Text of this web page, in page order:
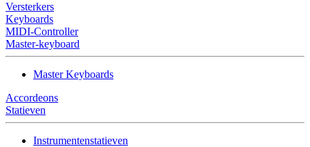
Versterkers
Keyboards
MIDI-Controller
Master-keyboard
Master Keyboards
Accordeons
Statieven
Instrumentenstatieven